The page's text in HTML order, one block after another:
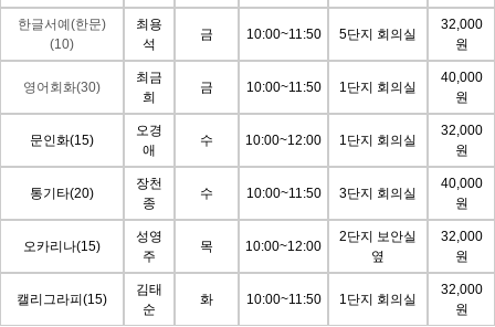
한글서예(한문)
(10)
최용
석
금 10:00~11:50 5단지 회의실
32,000
원
영어회화(30)
최금
희
금 10:00~11:50 1단지 회의실
40,000
원
문인화(15)
오경
애
수 10:00~12:00 1단지 회의실
32,000
원
통기타(20)
장천
종
수 10:00~11:50 3단지 회의실
40,000
원
오카리나(15)
성영
주
목 10:00~12:00
2단지 보안실
옆
32,000
원
캘리그라피(15)
김태
순
화 10:00~11:50 1단지 회의실
32,000
원